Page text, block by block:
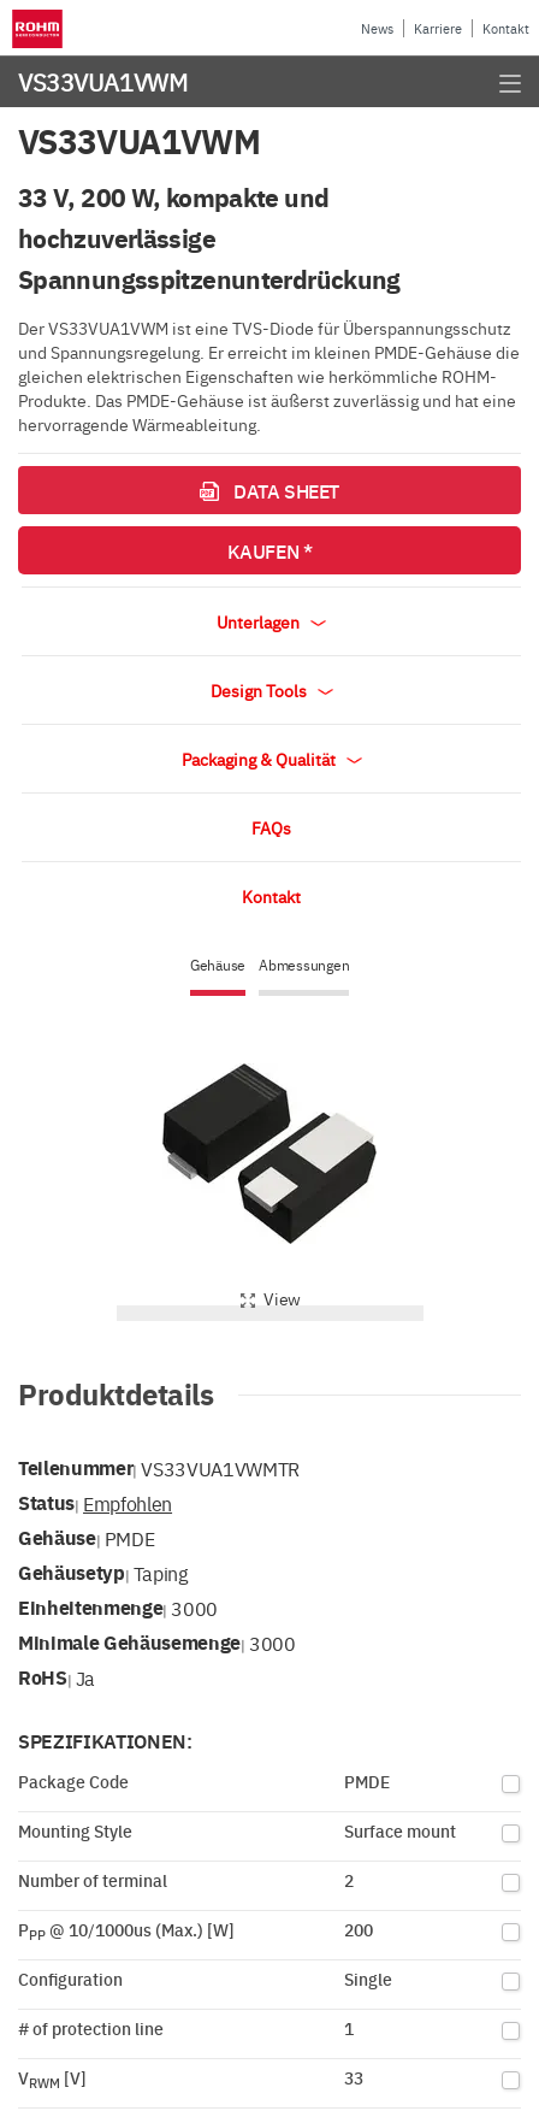
News Karriere Kontakt
VS33VUA1VWM
Gehäuse Abmessungen
View
VS33VUA1VWM
33 V, 200 W, kompakte und
hochzuverlässige
Spannungsspitzenunterdrückung
Der VS33VUA1VWM ist eine TVS-Diode für Überspannungsschutz
und Spannungsregelung. Er erreicht im kleinen PMDE-Gehäuse die
gleichen elektrischen Eigenschaften wie herkömmliche ROHM-
Produkte. Das PMDE-Gehäuse ist äußerst zuverlässig und hat eine
hervorragende Wärmeableitung.
DATA SHEET
KAUFEN *
Unterlagen
Design Tools
Packaging & Qualität
FAQs
Kontakt
Produktdetails
Teilenummer|VS33VUA1VWMTR
Status| Empfohlen
Gehäuse| PMDE
Gehäusetyp| Taping
Einheitenmenge| 3000
Minimale Gehäusemenge| 3000
RoHS| Ja
SPEZIFIKATIONEN:
Package Code PMDE
Mounting Style Surface mount
Number of terminal 2
PPP @ 10/1000us (Max.) [W] 200
Configuration Single
# of protection line 1
VRWM [V] 33